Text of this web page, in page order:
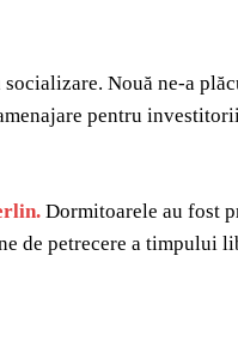
Nouă ne-a
pentru
Dormitoarele au fost
de petrecere a timpului